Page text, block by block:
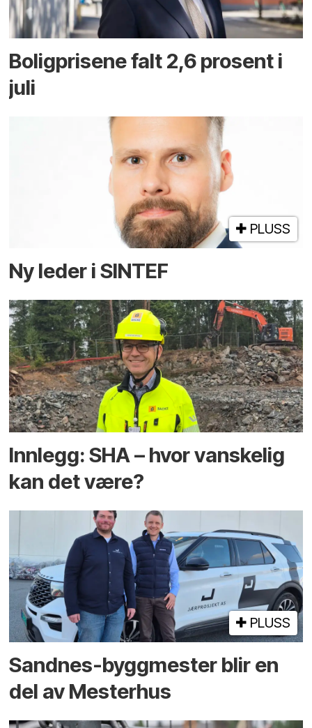
Boligprisene falt 2,6 prosent i
juli
PLUSS
Ny leder i SINTEF
Innlegg: SHA – hvor vanskelig
kan det være?
PLUSS
Sandnes-byggmester blir en
del av Mesterhus